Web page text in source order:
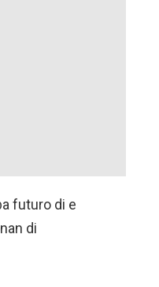
futuro di e
di